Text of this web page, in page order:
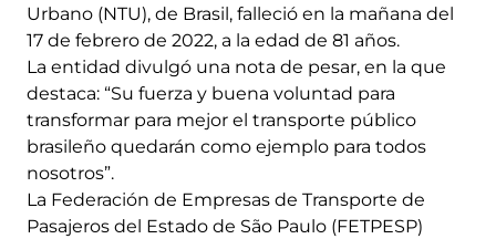
Urbano (NTU), de Brasil, falleció en la mañana del
17 de febrero de 2022, a la edad de 81 años.
La entidad divulgó una nota de pesar, en la que
destaca: “Su fuerza y buena voluntad para
transformar para mejor el transporte público
brasileño quedarán como ejemplo para todos
nosotros”.
La Federación de Empresas de Transporte de
Pasajeros del Estado de São Paulo (FETPESP)